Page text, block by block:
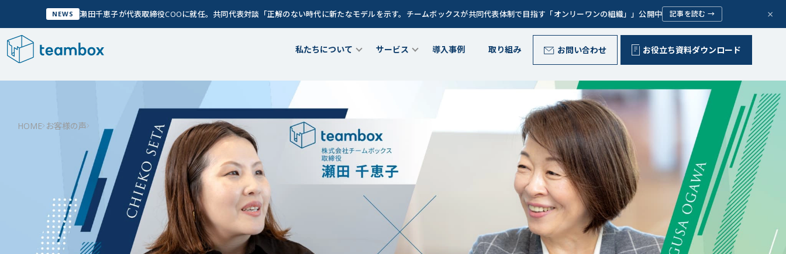
NEWS 瀬田千恵子が代表取締役COOに就任。共同代表対談「正解のない時代に新たなモデルを示す。チームボックスが共同代表体制で目指す「オンリーワンの組織」」公開中 記事を読む → ×
私たちについて
私たちについて
About Us Team Member
代表ご挨拶
Message
実現できること
What we do
成長に寄り添うグローストレーナー
Growth Trainer
組織文化の変革
Corporate Culture
サービス
Service 管理職向け研修プログラム 野外型リーダー育成プログラム
「人が育つ土壌」を創るCLOプロ
グラム
Z世代(新卒若手世代)育成プログ 問いが、ひらく。
導入事例 取り組み お問い合わせ お役立ち資料ダウンロード
Company Info
私たちについて
チームメンバー
サービス
Service
CLO
お客様の声
Voice
取り組み
Initiative
HOME お客様の声